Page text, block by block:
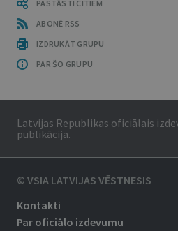
PASTĀSTI CITIEM
ABONĒ RSS
IZDRUKĀT GRUPU
PAR ŠO GRUPU
Latvijas Republikas oficiālais
publikācija.
© VSIA LATVIJAS VĒSTNESIS
Kontakti
Par oficiālo izdevumu